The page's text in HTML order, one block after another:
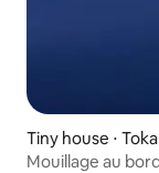
Tiny house ⋅
Mouillage au